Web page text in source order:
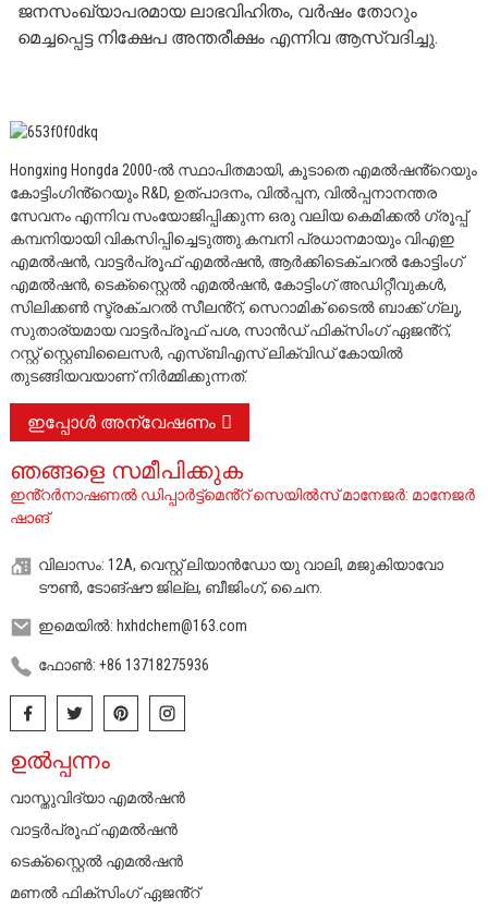
ജനസംഖ്യാപരമായ ലാഭവിഹിതം, വർഷം തോറും
മെച്ചപ്പെട്ട നിക്ഷേപ അന്തരീക്ഷം എന്നിവ ആസ്വദിച്ചു.
Hongxing Hongda 2000-ൽ സ്ഥാപിതമായി, കൂടാതെ എമൽഷൻ്റെയും
കോട്ടിംഗിൻ്റെയും R&D, ഉത്പാദനം, വിൽപ്പന, വിൽപ്പനാനന്തര
സേവനം എന്നിവ സംയോജിപ്പിക്കുന്ന ഒരു വലിയ കെമിക്കൽ ഗ്രൂപ്പ്
കമ്പനിയായി വികസിപ്പിച്ചെടുത്തു. കമ്പനി പ്രധാനമായും വിഎഇ
എമൽഷൻ, വാട്ടർപ്രൂഫ് എമൽഷൻ, ആർക്കിടെക്ചറൽ കോട്ടിംഗ്
എമൽഷൻ, ടെക്സ്റ്റൈൽ എമൽഷൻ, കോട്ടിംഗ് അഡിറ്റീവുകൾ,
സിലിക്കൺ സ്ട്രക്ചറൽ സീലൻ്റ്, സെറാമിക് ടൈൽ ബാക്ക് ഗ്ലൂ,
സുതാര്യമായ വാട്ടർപ്രൂഫ് പശ, സാൻഡ് ഫിക്സിംഗ് ഏജൻ്റ്,
റസ്റ്റ് സ്റ്റെബിലൈസർ, എസ്ബിഎസ് ലിക്വിഡ് കോയിൽ
തുടങ്ങിയവയാണ് നിർമ്മിക്കുന്നത്.
ഇപ്പോൾ അന്വേഷണം
ഞങ്ങളെ സമീപിക്കുക
ഇൻ്റർനാഷണൽ ഡിപ്പാർട്ട്‌മെൻ്റ് സെയിൽസ് മാനേജർ: മാനേജർ
ഷാങ്
വിലാസം: 12A, വെസ്റ്റ് ലിയാൻഡോ യു വാലി, മജുകിയാവോ
ടൗൺ, ടോങ്‌ഷൗ ജില്ല, ബീജിംഗ്, ചൈന.
ഇമെയിൽ: hxhdchem@163.com
ഫോൺ: +86 13718275936
ഉൽപ്പന്നം
വാസ്തുവിദ്യാ എമൽഷൻ
വാട്ടർപ്രൂഫ് എമൽഷൻ
ടെക്സ്റ്റൈൽ എമൽഷൻ
മണൽ ഫിക്സിംഗ് ഏജൻ്റ്